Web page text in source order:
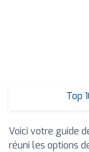
Top
Voici votre guide
réuni les options